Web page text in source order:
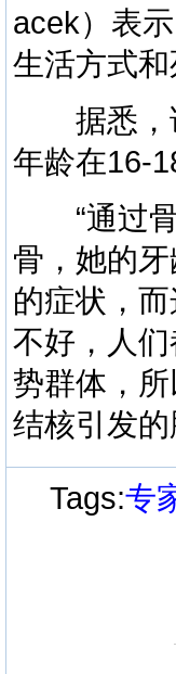
acek）表
生活方式和
据悉，该
年龄在16-
“通过骨
骨，她的
的症状，
不好，人
势群体，
结核引发
Tags:专